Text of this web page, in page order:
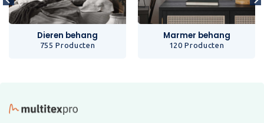
Dieren behang
755 Producten
Marmer behang
120 Producten